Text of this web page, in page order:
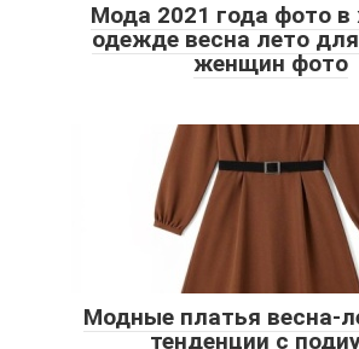
Мода 2021 года фото в
одежде весна лето
женщин фото
Модные платья весна-
тенденции с